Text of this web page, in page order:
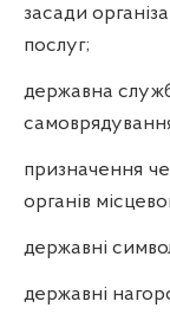
засади
послуг;
державна
призначення
органів
державні
державні